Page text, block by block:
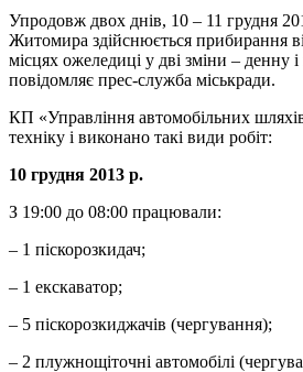
Упродовж двох днів, 10 – 11 грудня
Житомира здійснюється прибирання
місцях ожеледиці у дві зміни – денну
повідомляє прес-служба міськради.
КП «Управління автомобільних
техніку і виконано такі види робіт:
10 грудня 2013 р.
З 19:00 до 08:00 працювали:
– 1 піскорозкидач;
– 1 екскаватор;
– 5 піскорозкиджачів (чергування);
– 2 плужнощіточні автомобілі